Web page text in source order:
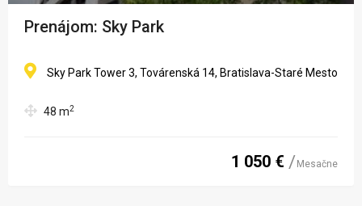
Prenájom: Sky Park
Sky Park Tower 3, Továrenská 14, Bratislava-Staré Mesto
48 m2
1 050 € Mesačne